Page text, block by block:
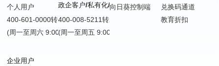
个人用户
400-601-0000转1
(周一至周六 9:00-18:00)
企业用户
政企客户/私有化/SDK嵌入
400-008-5211转2
(周一至周五 9:00-18:00)
向日葵控制端
兑换码通道
教育折扣